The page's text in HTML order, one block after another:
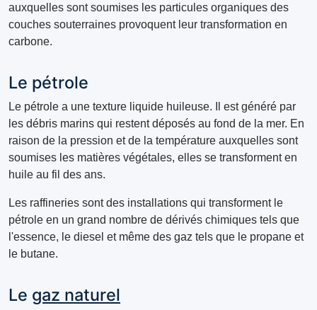
auxquelles sont soumises les particules organiques des
couches souterraines provoquent leur transformation en
carbone.
Le pétrole
Le pétrole a une texture liquide huileuse. Il est généré par
les débris marins qui restent déposés au fond de la mer. En
raison de la pression et de la température auxquelles sont
soumises les matières végétales, elles se transforment en
huile au fil des ans.
Les raffineries sont des installations qui transforment le
pétrole en un grand nombre de dérivés chimiques tels que
l'essence, le diesel et même des gaz tels que le propane et
le butane.
Le gaz naturel